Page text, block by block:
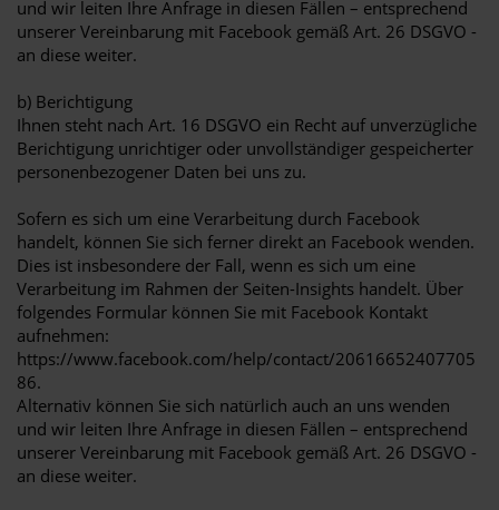
und wir leiten Ihre Anfrage in diesen Fällen – entsprechend
unserer Vereinbarung mit Facebook gemäß Art. 26 DSGVO -
an diese weiter.
b) Berichtigung
Ihnen steht nach Art. 16 DSGVO ein Recht auf unverzügliche
Berichtigung unrichtiger oder unvollständiger gespeicherter
personenbezogener Daten bei uns zu.
Sofern es sich um eine Verarbeitung durch Facebook
handelt, können Sie sich ferner direkt an Facebook wenden.
Dies ist insbesondere der Fall, wenn es sich um eine
Verarbeitung im Rahmen der Seiten-Insights handelt. Über
folgendes Formular können Sie mit Facebook Kontakt
aufnehmen:
https://www.facebook.com/help/contact/20616652407705
86.
Alternativ können Sie sich natürlich auch an uns wenden
und wir leiten Ihre Anfrage in diesen Fällen – entsprechend
unserer Vereinbarung mit Facebook gemäß Art. 26 DSGVO -
an diese weiter.